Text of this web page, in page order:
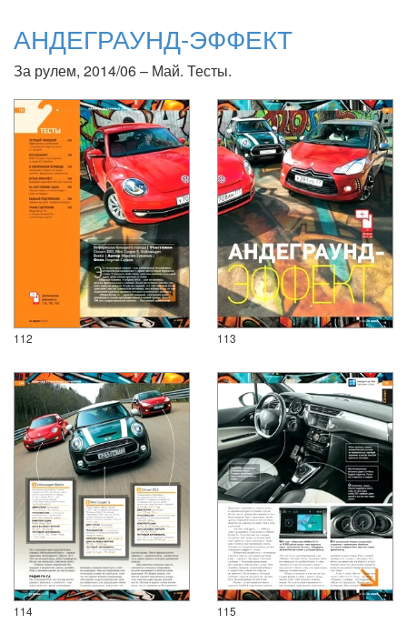
АНДЕГРАУНД-ЭФФЕКТ
За рулем, 2014/06 – Май. Тесты.
112 113
114 115